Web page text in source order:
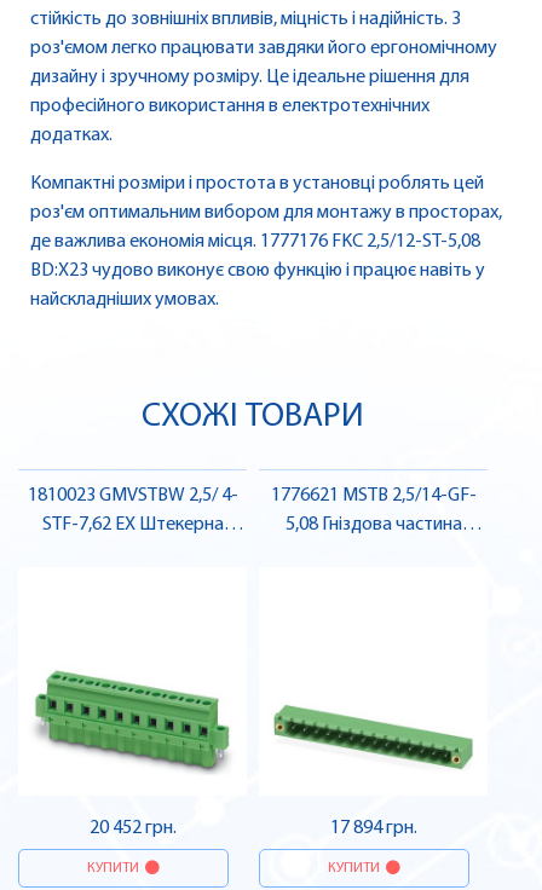
стійкість до зовнішніх впливів, міцність і надійність. З
роз'ємом легко працювати завдяки його ергономічному
дизайну і зручному розміру. Це ідеальне рішення для
професійного використання в електротехнічних
додатках.
Компактні розміри і простота в установці роблять цей
роз'єм оптимальним вибором для монтажу в просторах,
де важлива економія місця. 1777176 FKC 2,5/12-ST-5,08
BD:X23 чудово виконує свою функцію і працює навіть у
найскладніших умовах.
СХОЖІ ТОВАРИ
1810023 GMVSTBW 2,5/ 4-
STF-7,62 EX Штекерна
20 452 грн.
КУПИТИ
1776621 MSTB 2,5/14-GF-
5,08 Гніздова частина
17 894 грн.
КУПИТИ